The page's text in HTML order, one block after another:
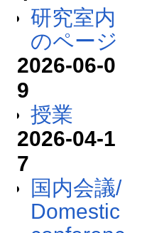
研究室内
のページ
2026-06-0
9
授業
2026-04-1
7
国内会議/
Domestic